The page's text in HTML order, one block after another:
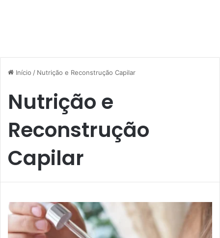
Início / Nutrição e Reconstrução Capilar
Nutrição e
Reconstrução
Capilar